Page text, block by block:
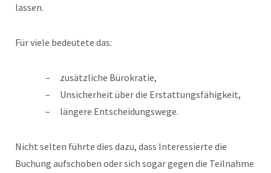
lassen.
Für viele bedeutete das:
zusätzliche Bürokratie,
Unsicherheit über die Erstattungsfähigkeit,
längere Entscheidungswege.
Nicht selten führte dies dazu, dass Interessierte die
Buchung aufschoben oder sich sogar gegen die Teilnahme